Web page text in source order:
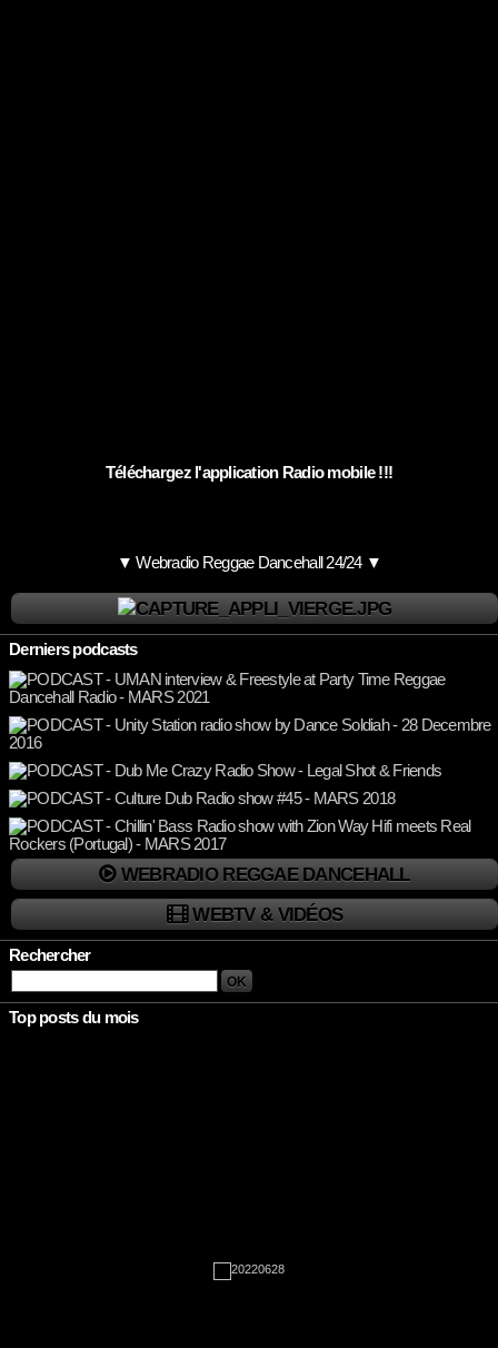
Téléchargez l'application Radio mobile !!!
▼ Webradio Reggae Dancehall 24/24 ▼
Derniers podcasts
WEBRADIO REGGAE DANCEHALL
WEBTV & VIDÉOS
Rechercher
Top posts du mois